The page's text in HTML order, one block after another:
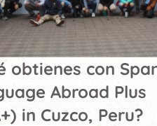
obtienes con
Abroad Plus
in Cuzco, Peru?